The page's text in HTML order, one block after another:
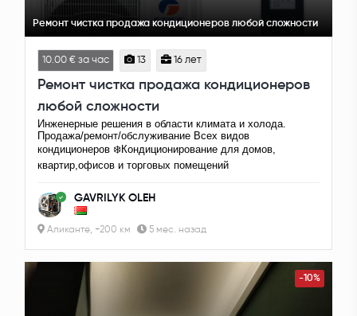
Ремонт чистка продажа кондиционеров любой сложности
10.00 € за час 13 16 лет
Ремонт чистка продажа кондиционеров
любой сложности
Инженерные решения в области климата и холода.
Продажа/ремонт/обслуживание Всех видов
кондиционеров ❄️Кондиционирование для домов,
квартир,офисов и торговых помещений
GAVRILYK OLEH
Аликанте, +200 км 5 мес. назад
-10%